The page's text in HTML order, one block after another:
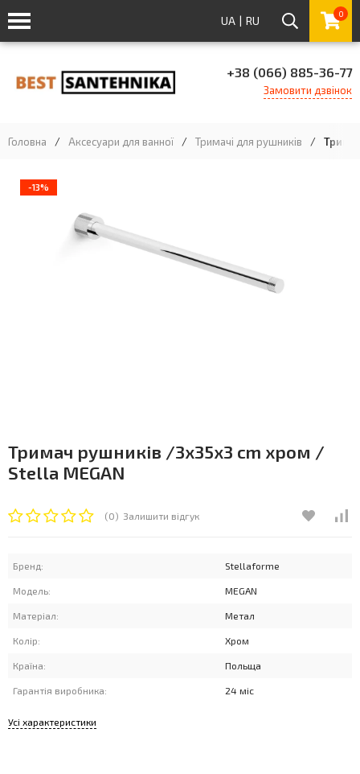
UA | RU 0
+38 (066) 885-36-77
Замовити дзвінок
Головна / Аксесуари для ванної / Тримачі для рушників /
-13%
Тримач рушників /3x35x3 cm хром /
Stella MEGAN
(0) Залишити відгук
Бренд: Stellaforme
Модель: MEGAN
Матеріал: Метал
Колір: Хром
Країна: Польща
Гарантія виробника: 24 міс
Усі характеристики